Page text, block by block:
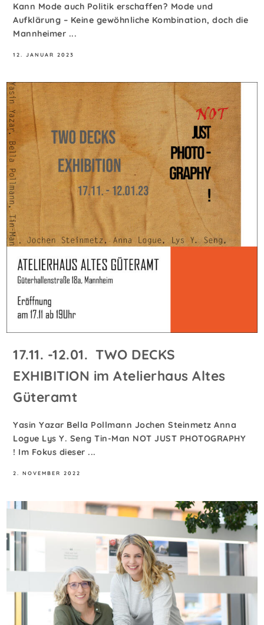
Kann Mode auch Politik erschaffen? Mode und
Aufklärung – Keine gewöhnliche Kombination, doch die
Mannheimer ...
12. JANUAR 2023
17.11. -12.01. TWO DECKS
EXHIBITION im Atelierhaus Altes
Güteramt
Yasin Yazar Bella Pollmann Jochen Steinmetz Anna
Logue Lys Y. Seng Tin-Man NOT JUST PHOTOGRAPHY
! Im Fokus dieser ...
2. NOVEMBER 2022